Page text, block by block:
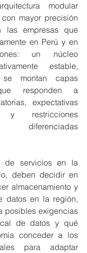
modular
mayor precisión
las empresas que
en Perú y en
un núcleo
estable,
montan capas
responden a
expectativas
restricciones
diferenciadas
de servicios en la
deben decidir en
almacenamiento y
datos en la región,
posibles exigencias
de datos y qué
conceder a los
para adaptar